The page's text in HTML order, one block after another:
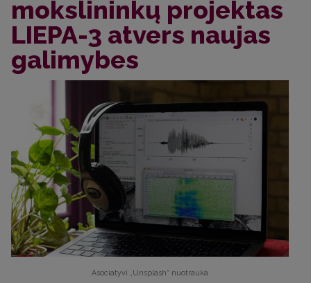
mokslininkų projektas
LIEPA-3 atvers naujas
galimybes
Asociatyvi „Unsplash“ nuotrauka